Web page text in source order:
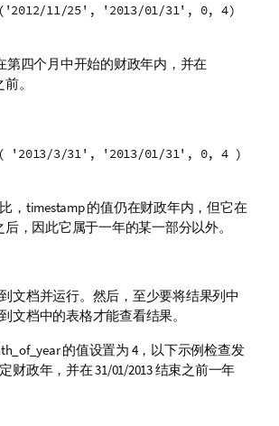
11/25', '2013/01/31', 0, 4)
第四个月中开始的财政年内，并在
。
'2013/3/31', '2013/01/31', 0, 4 )
， timestamp的值仍在财政年内，但它在
，因此它属于一年的某一部分以外。
文档并运行。然后，至少要将结果列中
文档中的表格才能查看结果。
的值设置为 4，以下示例检查发
财政年，并在 31/01/2013 结束之前一年